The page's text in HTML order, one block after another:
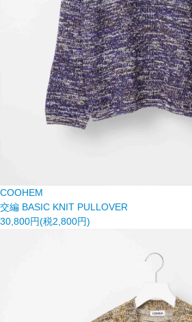
COOHEM
交編 BASIC KNIT PULLOVER
30,800円(税2,800円)